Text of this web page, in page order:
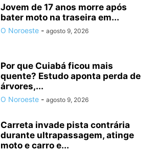
Jovem de 17 anos morre após
bater moto na traseira em...
O Noroeste - agosto 9, 2026
Por que Cuiabá ficou mais
quente? Estudo aponta perda de
árvores,...
O Noroeste - agosto 9, 2026
Carreta invade pista contrária
durante ultrapassagem, atinge
moto e carro e...